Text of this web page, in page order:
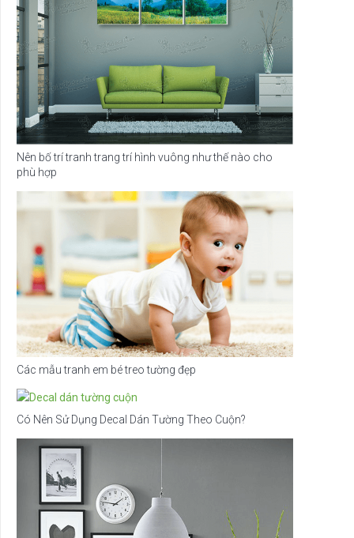
Nên bố trí tranh trang trí hình vuông như thế nào cho
phù hợp
Các mẫu tranh em bé treo tường đẹp
Có Nên Sử Dụng Decal Dán Tường Theo Cuộn?